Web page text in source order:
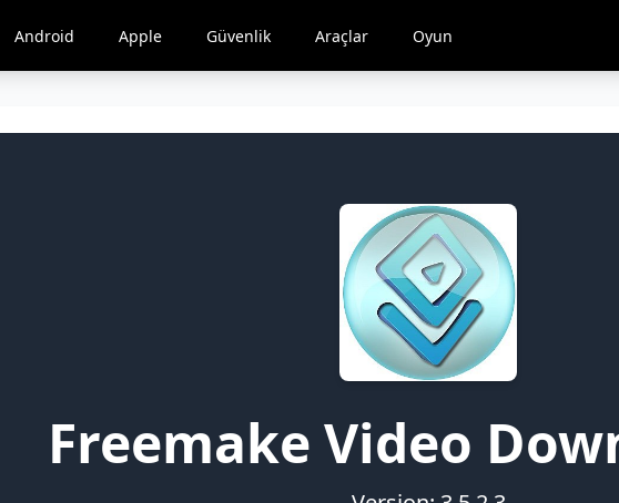
Android Apple Güvenlik Araçlar Oyun
Freemake Video